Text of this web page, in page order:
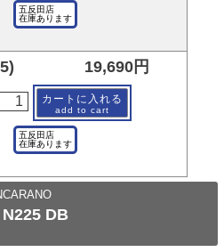
DB
五反田店
在庫あります
19,690円
カートに入れる
add to cart
五反田店
在庫あります